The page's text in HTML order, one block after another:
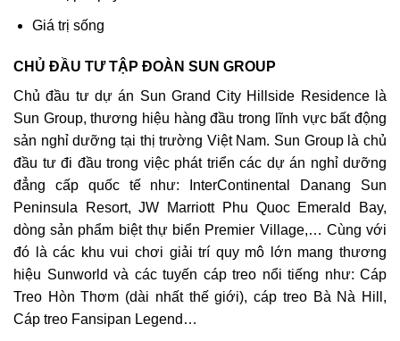
Giá trị sống
CHỦ ĐẦU TƯ TẬP ĐOÀN SUN GROUP
Chủ đầu tư dự án Sun Grand City Hillside Residence là
Sun Group, thương hiệu hàng đầu trong lĩnh vực bất động
sản nghỉ dưỡng tại thị trường Việt Nam. Sun Group là chủ
đầu tư đi đầu trong việc phát triển các dự án nghỉ dưỡng
đẳng cấp quốc tế như: InterContinental Danang Sun
Peninsula Resort, JW Marriott Phu Quoc Emerald Bay,
dòng sản phẩm biệt thự biển Premier Village,… Cùng với
đó là các khu vui chơi giải trí quy mô lớn mang thương
hiệu Sunworld và các tuyến cáp treo nổi tiếng như: Cáp
Treo Hòn Thơm (dài nhất thế giới), cáp treo Bà Nà Hill,
Cáp treo Fansipan Legend…